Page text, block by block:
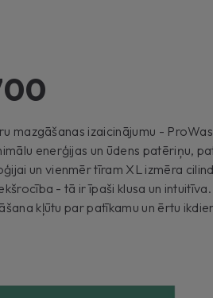
mazgāšanas izaicinājumu -
enerģijas un ūdens patēriņu,
un vienmēr tīram XL izmēra
- tā ir īpaši klusa un
kļūtu par patīkamu un ērtu